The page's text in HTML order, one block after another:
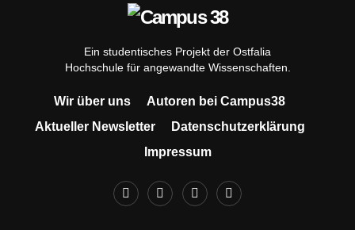
Ein studentisches Projekt der Ostfalia
Hochschule für angewandte Wissenschaften.
Wir über uns
Autoren bei Campus38
Aktueller Newsletter
Datenschutzerklärung
Impressum